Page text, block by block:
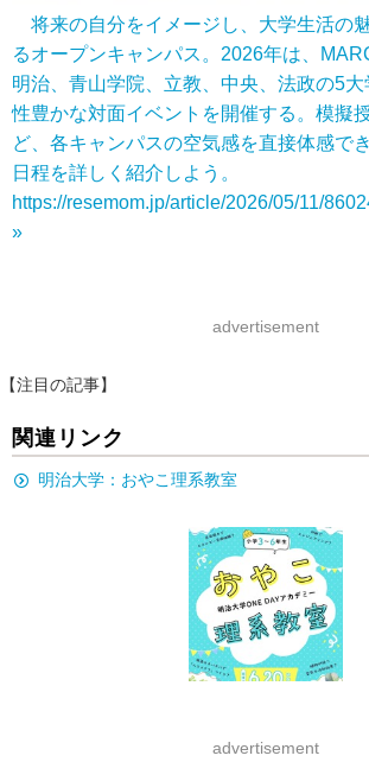
将来の自分をイメージし、大学生活の
るオープンキャンパス。2026年は、
明治、青山学院、立教、中央、法政の5
性豊かな対面イベントを開催する。模擬
ど、各キャンパスの空気感を直接体感で
日程を詳しく紹介しよう。
https://resemom.jp/article/2026/05/11/
»
advertisement
【注目の記事】
関連リンク
明治大学：おやこ理系教室
advertisement